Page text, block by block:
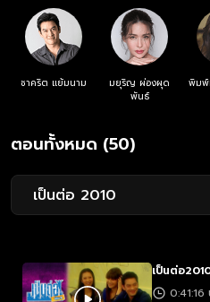
ชาคริต แย้มนาม
มยุริญ ผ่องผุด
พันธ์
พิมพ์
ตอนทั้งหมด (50)
เป็นต่อ 2010
เป็นต่อ
0:41:16